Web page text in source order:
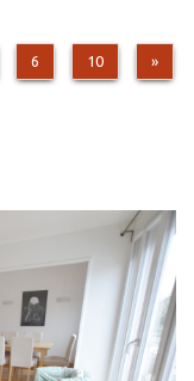
6 10 »